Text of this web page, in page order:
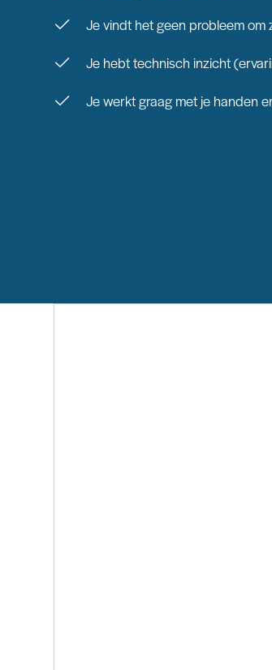
Je vindt het geen probleem om
Je hebt technisch inzicht
Je werkt graag met je handen